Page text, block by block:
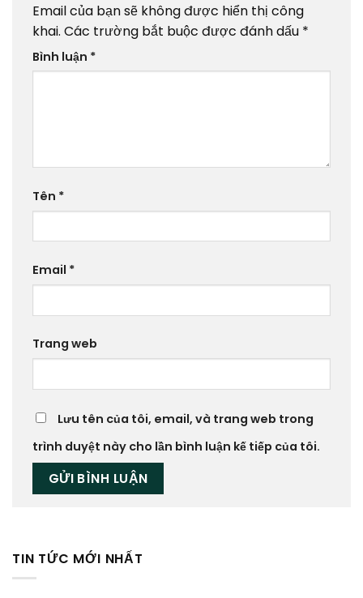
Email của bạn sẽ không được hiển thị công
khai. Các trường bắt buộc được đánh dấu *
Bình luận *
Tên *
Email *
Trang web
Lưu tên của tôi, email, và trang web trong
trình duyệt này cho lần bình luận kế tiếp của tôi.
TIN TỨC MỚI NHẤT